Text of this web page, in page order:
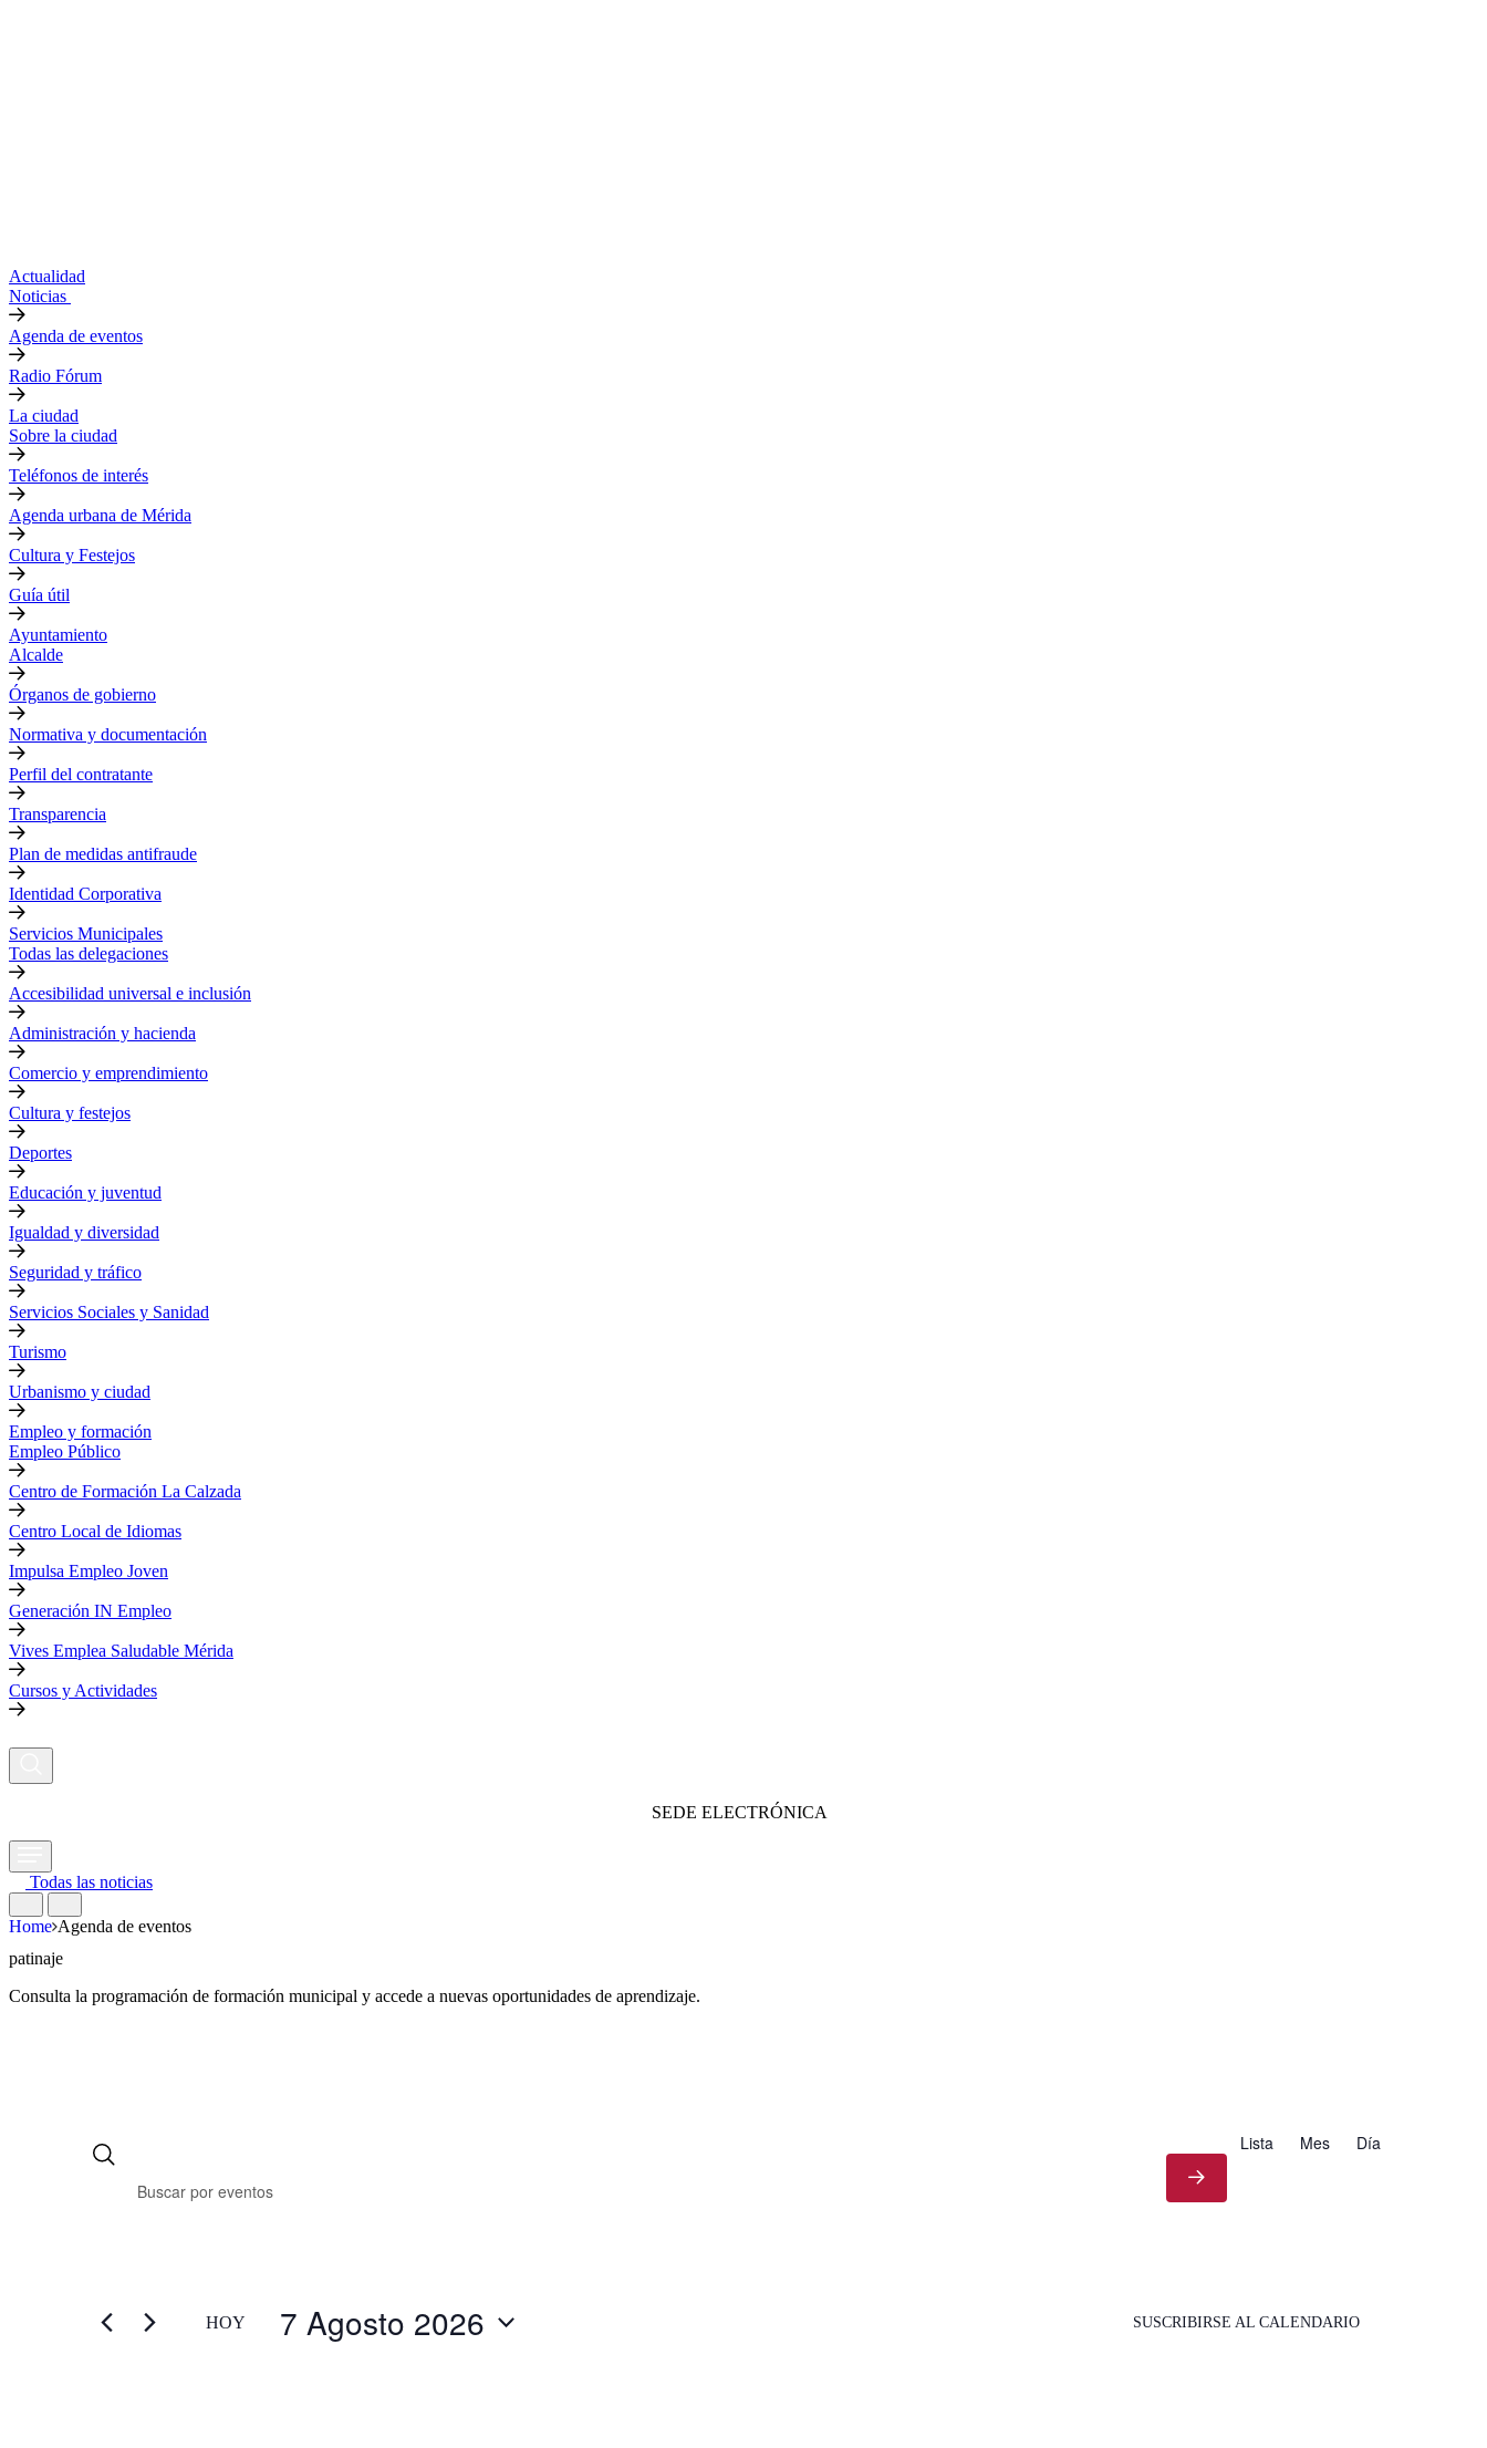
Actualidad
Noticias
Agenda de eventos
Radio Fórum
La ciudad
Sobre la ciudad
Teléfonos de interés
Agenda urbana de Mérida
Cultura y Festejos
Guía útil
Ayuntamiento
Alcalde
Órganos de gobierno
Normativa y documentación
Perfil del contratante
Transparencia
Plan de medidas antifraude
Identidad Corporativa
Servicios Municipales
Todas las delegaciones
Accesibilidad universal e inclusión
Administración y hacienda
Comercio y emprendimiento
Cultura y festejos
Deportes
Educación y juventud
Igualdad y diversidad
Seguridad y tráfico
Servicios Sociales y Sanidad
Turismo
Urbanismo y ciudad
Empleo y formación
Empleo Público
Centro de Formación La Calzada
Centro Local de Idiomas
Impulsa Empleo Joven
Generación IN Empleo
Vives Emplea Saludable Mérida
Cursos y Actividades
SEDE ELECTRÓNICA
Todas las noticias
Home Agenda de eventos
patinaje
Consulta la programación de formación municipal y accede a nuevas oportunidades de aprendizaje.
Lista Mes Día
HOY 7 Agosto 2026 SUSCRIBIRSE AL CALENDARIO